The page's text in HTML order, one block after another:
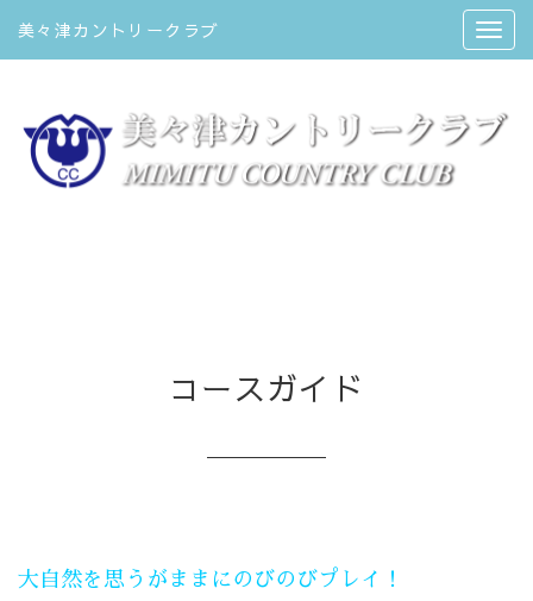
美々津カントリークラブ
コースガイド
大自然を思うがままにのびのびプレイ！